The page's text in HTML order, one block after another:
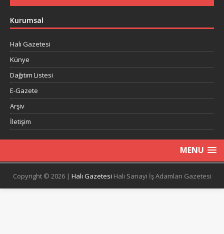
Kurumsal
Halı Gazetesi
Künye
Dağıtım Listesi
E-Gazete
Arşiv
İletişim
MENU
Copyright © 2026 | Halı Gazetesi Halı Sanayi İş Adamları Gazetesi